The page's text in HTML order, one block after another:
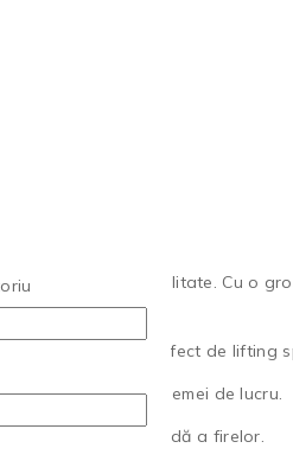
pe precizie și calitate. Cu o
pentru un efect de lifting
personalizarea schemei de lucru.
o desprindere rapidă a firelor.